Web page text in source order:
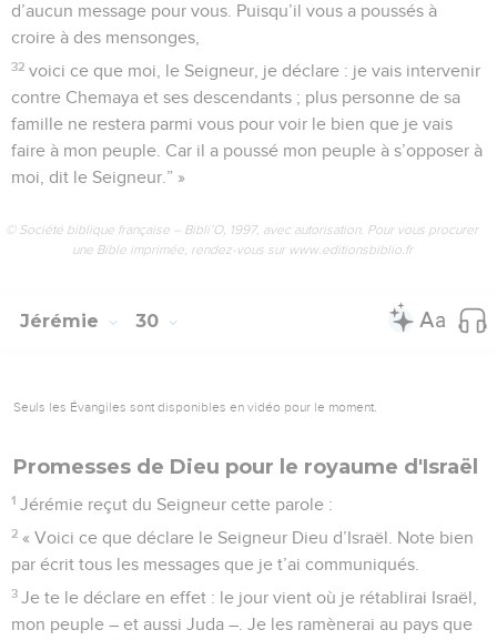
d’aucun message pour vous. Puisqu’il vous a poussés à
croire à des mensonges,
32 voici ce que moi, le Seigneur, je déclare : je vais intervenir
contre Chemaya et ses descendants ; plus personne de sa
famille ne restera parmi vous pour voir le bien que je vais
faire à mon peuple. Car il a poussé mon peuple à s’opposer à
moi, dit le Seigneur.” »
© Société biblique française – Bibli’O, 1997, avec autorisation. Pour vous procurer
une Bible imprimée, rendez-vous sur www.editionsbiblio.fr
Jérémie 30
Seuls les Évangiles sont disponibles en vidéo pour le moment.
Promesses de Dieu pour le royaume d'Israël
1 Jérémie reçut du Seigneur cette parole :
2 « Voici ce que déclare le Seigneur Dieu d’Israël. Note bien
par écrit tous les messages que je t’ai communiqués.
3 Je te le déclare en effet : le jour vient où je rétablirai Israël,
mon peuple – et aussi Juda –. Je les ramènerai au pays que